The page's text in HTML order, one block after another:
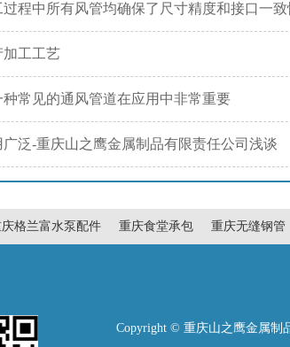
程中所有风管均确保了尺寸精度和接口一致
加工工艺
常见的通风管道在应用中非常重要
泛-重庆山之鹰金属制品有限责任公司浅谈
格兰富水泵配件 重庆食堂承包 重庆无缝钢管
Copyright © 重庆山之鹰金属制